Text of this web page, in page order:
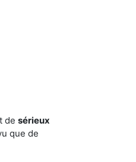
de sérieux
que de